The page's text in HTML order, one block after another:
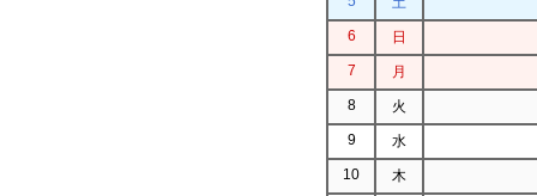
6
日
7
月
8
火
9
水
10
木